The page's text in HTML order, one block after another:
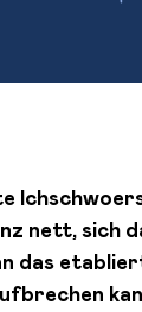
nett, sich
das